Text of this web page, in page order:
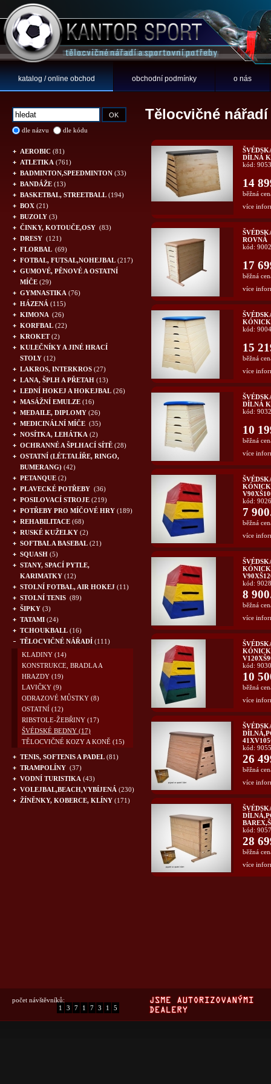
katalog / online obchod obchodní podmínky o nás
dle názvu dle kódu
AEROBIC (81)
ATLETIKA (761)
BADMINTON,SPEEDMINTON (33)
BANDÁŽE (13)
BASKETBAL, STREETBALL (194)
BOX (21)
BUZOLY (3)
ČINKY, KOTOUČE,OSY (83)
DRESY (121)
FLORBAL (69)
FOTBAL, FUTSAL,NOHEJBAL (217)
GUMOVÉ, PĚNOVÉ A OSTATNÍ
MÍČE (29)
GYMNASTIKA (76)
HÁZENÁ (115)
KIMONA (26)
KORFBAL (22)
KROKET(2)
KULEČNÍKY A JINÉ HRACÍ
STOLY (12)
LAKROS, INTERKROS (27)
LANA, ŠPLH A PŘETAH (13)
LEDNÍ HOKEJ A HOKEJBAL (26)
MASÁŽNÍ EMULZE (16)
MEDAILE, DIPLOMY (26)
MEDICINÁLNÍ MÍČE (35)
NOSÍTKA, LEHÁTKA (2)
OCHRANNÉ A ŠPLHACÍ SÍTĚ (28)
OSTATNÍ (LÉT.TALÍŘE, RINGO,
BUMERANG) (42)
PETANQUE (2)
PLAVECKÉ POTŘEBY (36)
POSILOVACÍ STROJE (219)
POTŘEBY PRO MÍČOVÉ HRY (189)
REHABILITACE (68)
RUSKÉ KUŽELKY (2)
SOFTBAL A BASEBAL (21)
SQUASH (5)
STANY, SPACÍ PYTLE,
KARIMATKY (12)
STOLNÍ FOTBAL, AIR HOKEJ (11)
STOLNÍ TENIS (89)
ŠIPKY (3)
TATAMI (24)
TCHOUKBALL (16)
TĚLOCVIČNÉ NÁŘADÍ (111)
KLADINY (14)
KONSTRUKCE, BRADLA A
HRAZDY (19)
LAVIČKY (9)
ODRAZOVÉ MŮSTKY (8)
OSTATNÍ (12)
RIBSTOLE-ŽEBŘINY (17)
ŠVÉDSKÉ BEDNY (17)
TĚLOCVIČNÉ KOZY A KONĚ (15)
TENIS, SOFTENIS A PADEL (81)
TRAMPOLÍNY (37)
VODNÍ TURISTIKA (43)
VOLEJBAL,BEACH,VYBÍJENÁ (230)
ŽÍNĚNKY, KOBERCE, KLÍNY (171)
Tělocvičné nářadí
DÍLNÁ
kód: 9053
14
běžná
více
ROVNÁ
kód: 9002
17
běžná
více
kód: 9004
15
běžná
více
DÍLNÁ
kód: 9032
10
běžná
více
kód: 9026
7
běžná
více
kód: 9028
8
běžná
více
kód: 9030
10
běžná
více
kód: 9055
26
běžná
více
kód: 9057
28
běžná
více
počet návštěvníků:
1
3 7 1 7 3 1 5